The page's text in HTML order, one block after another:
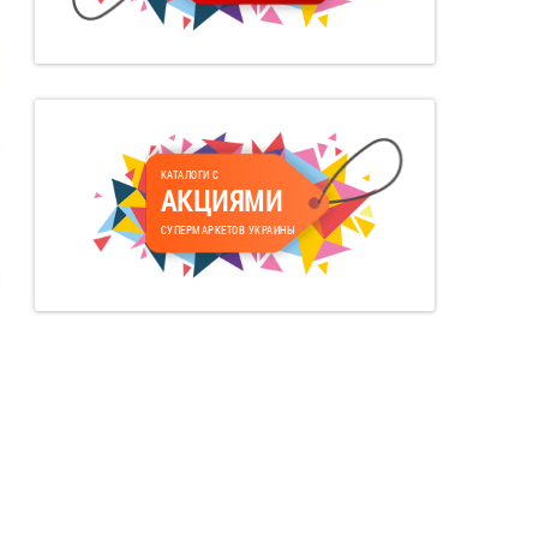
КАТАЛОГИ С
АКЦИЯМИ
СУПЕРМАРКЕТОВ УКРАИНЫ